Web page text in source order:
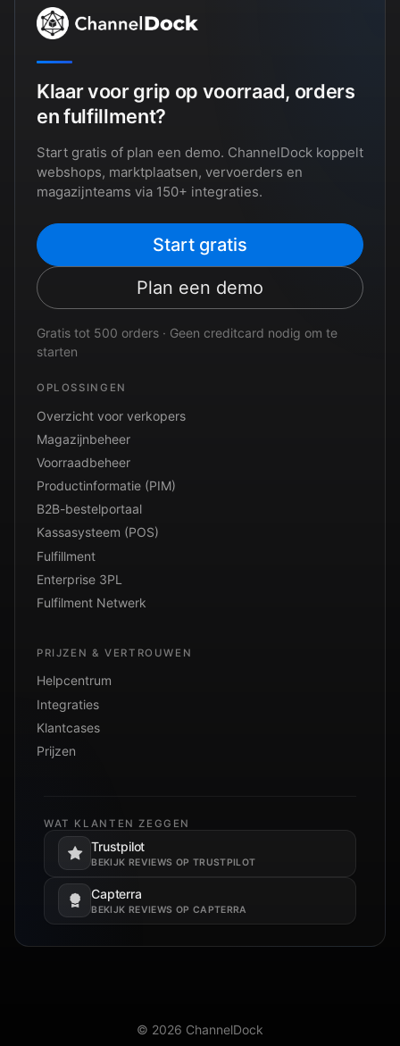
Klaar voor grip op voorraad, orders
en fulfillment?
Start gratis of plan een demo. ChannelDock koppelt
webshops, marktplaatsen, vervoerders en
magazijnteams via 150+ integraties.
Start gratis
Plan een demo
Gratis tot 500 orders · Geen creditcard nodig om te
starten
OPLOSSINGEN
Overzicht voor verkopers
Magazijnbeheer
Voorraadbeheer
Productinformatie (PIM)
B2B-bestelportaal
Kassasysteem (POS)
Fulfillment
Enterprise 3PL
Fulfilment Netwerk
PRIJZEN & VERTROUWEN
Helpcentrum
Integraties
Klantcases
Prijzen
WAT KLANTEN ZEGGEN
Trustpilot
BEKIJK REVIEWS OP TRUSTPILOT
Opent in een nieuw tabblad.
Capterra
BEKIJK REVIEWS OP CAPTERRA
Opent in een nieuw tabblad.
© 2026 ChannelDock